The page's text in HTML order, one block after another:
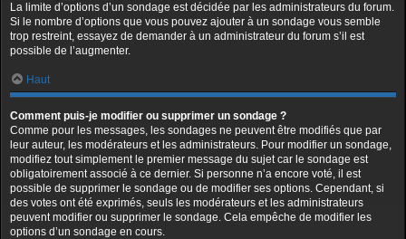
La limite d’options d’un sondage est décidée par les administrateurs du forum.
Si le nombre d’options que vous pouvez ajouter à un sondage vous semble
trop restreint, essayez de demander à un administrateur du forum s’il est
possible de l’augmenter.
Haut
Comment puis-je modifier ou supprimer un sondage ?
Comme pour les messages, les sondages ne peuvent être modifiés que par
leur auteur, les modérateurs et les administrateurs. Pour modifier un sondage,
modifiez tout simplement le premier message du sujet car le sondage est
obligatoirement associé à ce dernier. Si personne n’a encore voté, il est
possible de supprimer le sondage ou de modifier ses options. Cependant, si
des votes ont été exprimés, seuls les modérateurs et les administrateurs
peuvent modifier ou supprimer le sondage. Cela empêche de modifier les
options d’un sondage en cours.